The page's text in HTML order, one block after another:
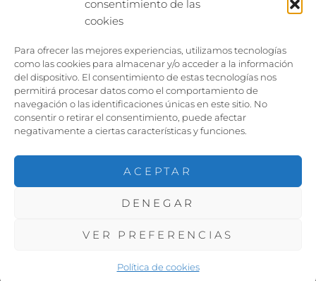
consentimiento de las
cookies
Para ofrecer las mejores experiencias, utilizamos tecnologías
como las cookies para almacenar y/o acceder a la información
del dispositivo. El consentimiento de estas tecnologías nos
permitirá procesar datos como el comportamiento de
navegación o las identificaciones únicas en este sitio. No
consentir o retirar el consentimiento, puede afectar
negativamente a ciertas características y funciones.
ACEPTAR
DENEGAR
VER PREFERENCIAS
Política de cookies
Entes
Capturar y compartir
Vía larga
DERECHOS RESERVADOS. |